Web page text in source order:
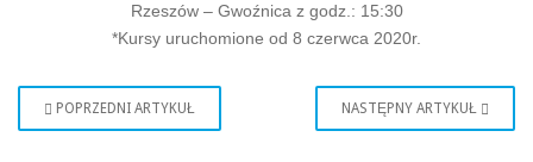
Rzeszów – Gwoźnica z godz.: 15:30
*Kursy uruchomione od 8 czerwca 2020r.
POPRZEDNI ARTYKUŁ NASTĘPNY ARTYKUŁ